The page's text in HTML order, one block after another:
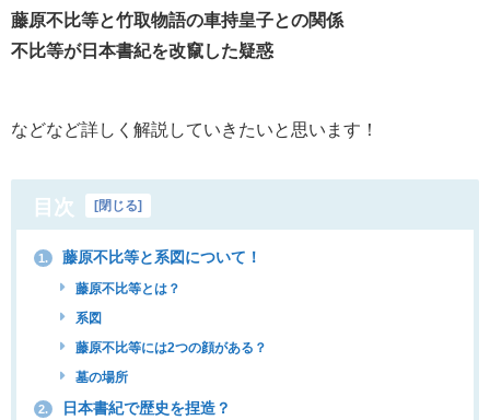
藤原不比等と竹取物語の車持皇子との関係
不比等が日本書紀を改竄した疑惑
などなど詳しく解説していきたいと思います！
目次 閉じる
1. 藤原不比等と系図について！
藤原不比等とは？
系図
藤原不比等には2つの顔がある？
墓の場所
2. 日本書紀で歴史を捏造？